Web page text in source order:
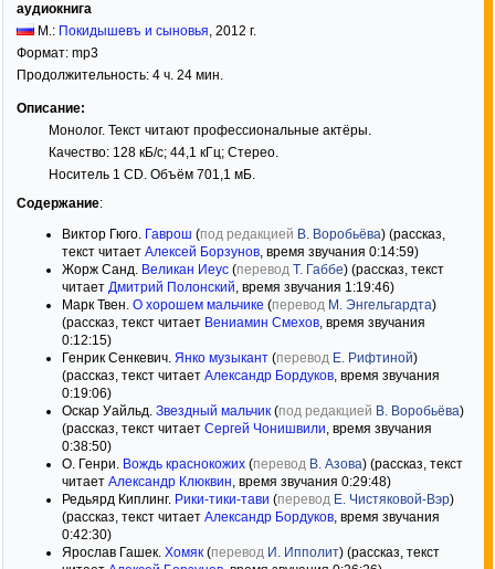
аудиокнига
М.: Покидышевъ и сыновья, 2012 г.
Формат: mp3
Продолжительность: 4 ч. 24 мин.
Описание:
Монолог. Текст читают профессиональные актёры.
Качество: 128 кБ/с; 44,1 кГц; Стерео.
Носитель 1 CD. Объём 701,1 мБ.
Содержание:
Виктор Гюго. Гаврош (под редакцией В. Воробьёва) (рассказ,
текст читает Алексей Борзунов, время звучания 0:14:59)
Жорж Санд. Великан Иеус (перевод Т. Габбе) (рассказ, текст
читает Дмитрий Полонский, время звучания 1:19:46)
Марк Твен. О хорошем мальчике (перевод М. Энгельгардта)
(рассказ, текст читает Вениамин Смехов, время звучания
0:12:15)
Генрик Сенкевич. Янко музыкант (перевод Е. Рифтиной)
(рассказ, текст читает Александр Бордуков, время звучания
0:19:06)
Оскар Уайльд. Звездный мальчик (под редакцией В. Воробьёва)
(рассказ, текст читает Сергей Чонишвили, время звучания
0:38:50)
О. Генри. Вождь краснокожих (перевод В. Азова) (рассказ, текст
читает Александр Клюквин, время звучания 0:29:48)
Редьярд Киплинг. Рики-тики-тави (перевод Е. Чистяковой-Вэр)
(рассказ, текст читает Александр Бордуков, время звучания
0:42:30)
Ярослав Гашек. Хомяк (перевод И. Ипполит) (рассказ, текст